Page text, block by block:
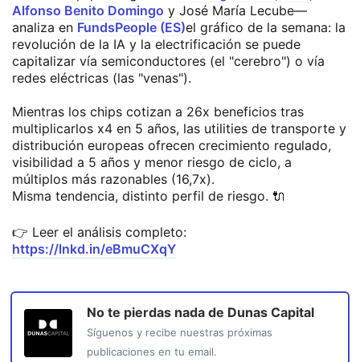
Alfonso Benito Domingo y José María Lecube—
analiza en FundsPeople (ES)el gráfico de la semana: la
revolución de la IA y la electrificación se puede
capitalizar vía semiconductores (el "cerebro") o vía
redes eléctricas (las "venas").
Mientras los chips cotizan a 26x beneficios tras
multiplicarlos x4 en 5 años, las utilities de transporte y
distribución europeas ofrecen crecimiento regulado,
visibilidad a 5 años y menor riesgo de ciclo, a
múltiplos más razonables (16,7x).
Misma tendencia, distinto perfil de riesgo. 🔌
👉 Leer el análisis completo:
https://lnkd.in/eBmuCXqY
No te pierdas nada de Dunas Capital
Síguenos y recibe nuestras próximas
publicaciones en tu email.